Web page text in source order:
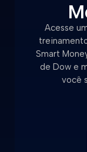
Acesse
Smart
de Dow e
você